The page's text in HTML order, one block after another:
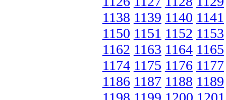
1138 1139 1140 1141
1150 1151 1152 1153
1162 1163 1164 1165
1174 1175 1176 1177
1186 1187 1188 1189